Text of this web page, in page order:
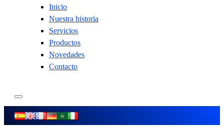
Inicio
Nuestra historia
Servicios
Productos
Novedades
Contacto